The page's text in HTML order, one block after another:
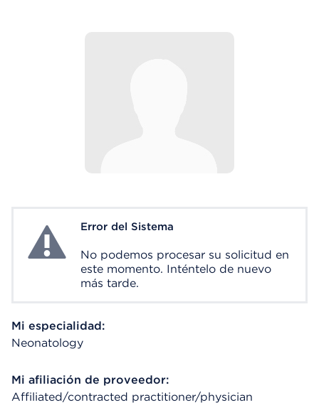
System ErrorError del Sistema
No podemos procesar su solicitud en
este momento. Inténtelo de nuevo
más tarde.
Mi especialidad:
Neonatology
Mi afiliación de proveedor:
Affiliated/contracted practitioner/physician